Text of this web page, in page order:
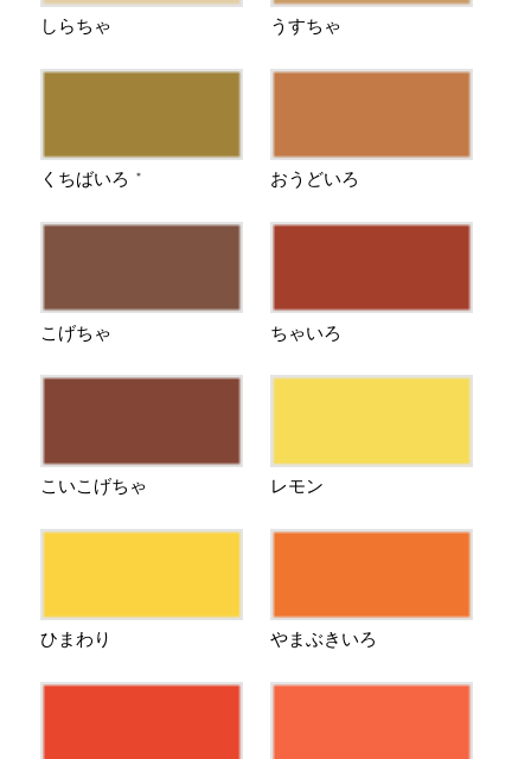
しらちゃ うすちゃ
くちばいろ ＊ おうどいろ
こげちゃ ちゃいろ
こいこげちゃ レモン
ひまわり やまぶきいろ